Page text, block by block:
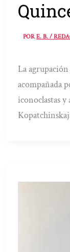
PORE. B. /
La
acompañada
iconoclastas y